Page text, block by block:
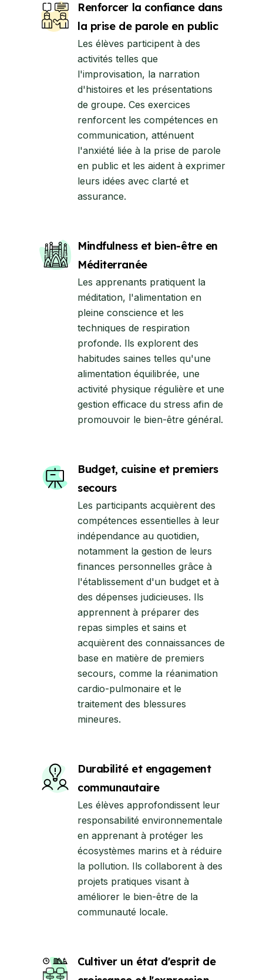
Renforcer la confiance dans
la prise de parole en public
Les élèves participent à des
activités telles que
l'improvisation, la narration
d'histoires et les présentations
de groupe. Ces exercices
renforcent les compétences en
communication, atténuent
l'anxiété liée à la prise de parole
en public et les aident à exprimer
leurs idées avec clarté et
assurance.
Mindfulness et bien-être en
Méditerranée
Les apprenants pratiquent la
méditation, l'alimentation en
pleine conscience et les
techniques de respiration
profonde. Ils explorent des
habitudes saines telles qu'une
alimentation équilibrée, une
activité physique régulière et une
gestion efficace du stress afin de
promouvoir le bien-être général.
Budget, cuisine et premiers
secours
Les participants acquièrent des
compétences essentielles à leur
indépendance au quotidien,
notamment la gestion de leurs
finances personnelles grâce à
l'établissement d'un budget et à
des dépenses judicieuses. Ils
apprennent à préparer des
repas simples et sains et
acquièrent des connaissances de
base en matière de premiers
secours, comme la réanimation
cardio-pulmonaire et le
traitement des blessures
mineures.
Durabilité et engagement
communautaire
Les élèves approfondissent leur
responsabilité environnementale
en apprenant à protéger les
écosystèmes marins et à réduire
la pollution. Ils collaborent à des
projets pratiques visant à
améliorer le bien-être de la
communauté locale.
Cultiver un état d'esprit de